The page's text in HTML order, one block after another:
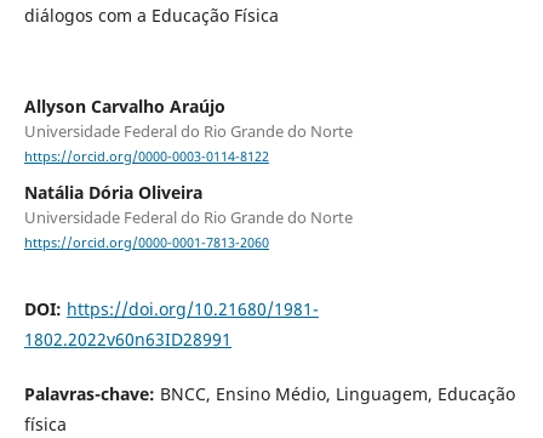
diálogos com a Educação Física
Allyson Carvalho Araújo
Universidade Federal do Rio Grande do Norte
https://orcid.org/0000-0003-0114-8122
Natália Dória Oliveira
Universidade Federal do Rio Grande do Norte
https://orcid.org/0000-0001-7813-2060
DOI: https://doi.org/10.21680/1981-
1802.2022v60n63ID28991
Palavras-chave: BNCC, Ensino Médio, Linguagem, Educação
física